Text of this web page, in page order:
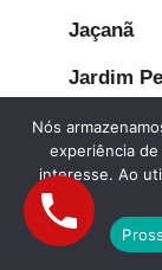
Jaçanã
Jardim
José
Lauzane
Mandaqui
Nós
experiência
interesse. Ao